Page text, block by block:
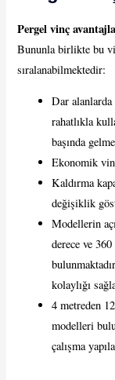
Pergel vinç
Bununla birlikte bu
sıralanabilmektedir:
Dar
rahatlıkla
başında
Ekonomik
Kaldırma
değişiklik
Modellerin
derece ve
kolaylığı
4 metreden
modelleri
çalışma